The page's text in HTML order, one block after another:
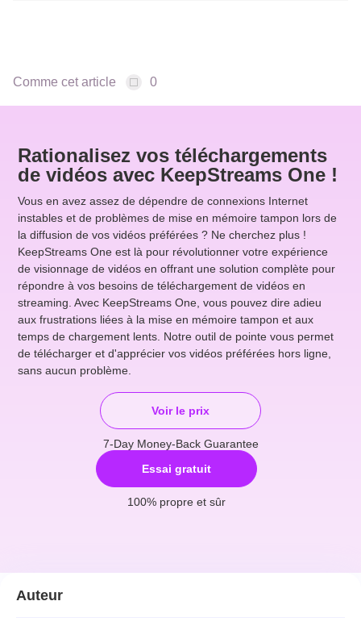
Comme cet article 0
Rationalisez vos téléchargements
de vidéos avec KeepStreams One !
Vous en avez assez de dépendre de connexions Internet
instables et de problèmes de mise en mémoire tampon lors de
la diffusion de vos vidéos préférées ? Ne cherchez plus !
KeepStreams One est là pour révolutionner votre expérience
de visionnage de vidéos en offrant une solution complète pour
répondre à vos besoins de téléchargement de vidéos en
streaming. Avec KeepStreams One, vous pouvez dire adieu
aux frustrations liées à la mise en mémoire tampon et aux
temps de chargement lents. Notre outil de pointe vous permet
de télécharger et d'apprécier vos vidéos préférées hors ligne,
sans aucun problème.
Essai gratuit
100% propre et sûr
Voir le prix
7-Day Money-Back Guarantee
Auteur